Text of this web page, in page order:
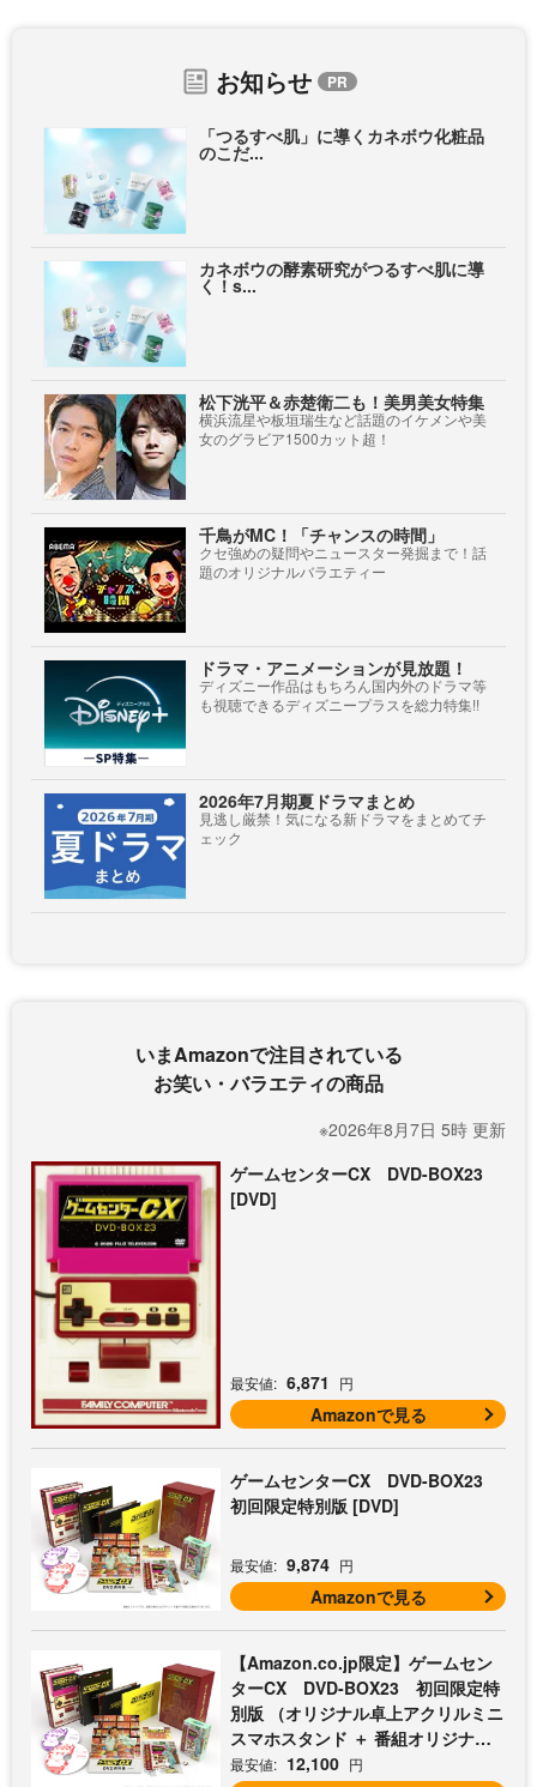
お知らせ
「つるすべ肌」に導くカネボウ化粧品
のこだ...
カネボウの酵素研究がつるすべ肌に導
く！s...
松下洸平＆赤楚衛二も！美男美女特集
横浜流星や板垣瑞生など話題のイケメンや美
女のグラビア1500カット超！
千鳥がMC！「チャンスの時間」
クセ強めの疑問やニュースター発掘まで！話
題のオリジナルバラエティー
ドラマ・アニメーションが見放題！
ディズニー作品はもちろん国内外のドラマ等
も視聴できるディズニープラスを総力特集!!
2026年7月期夏ドラマまとめ
見逃し厳禁！気になる新ドラマをまとめてチ
ェック
いまAmazonで注目されている
お笑い・バラエティの商品
※2026年8月7日 5時 更新
ゲームセンターCX DVD-BOX23
[DVD]
最安値: 6,871 円
Amazonで見る
ゲームセンターCX DVD-BOX23
初回限定特別版 [DVD]
最安値: 9,874 円
Amazonで見る
【Amazon.co.jp限定】ゲームセン
ターCX DVD-BOX23 初回限定特
別版 （オリジナル卓上アクリルミニ
スマホスタンド ＋ 番組オリジナル
マイクロファイバークロス（オレン
最安値: 12,100 円